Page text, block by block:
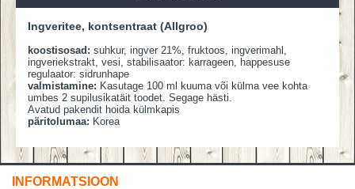
Ingveritee, kontsentraat (Allgroo)
koostisosad: suhkur, ingver 21%, fruktoos, ingverimahl,
ingveriekstrakt, vesi, stabilisaator: karrageen, happesuse
regulaator: sidrunhape
valmistamine: Kasutage 100 ml kuuma või külma vee kohta
umbes 2 supilusikatäit toodet. Segage hästi.
Avatud pakendit hoida külmkapis
päritolumaa: Korea
INFORMATSIOON